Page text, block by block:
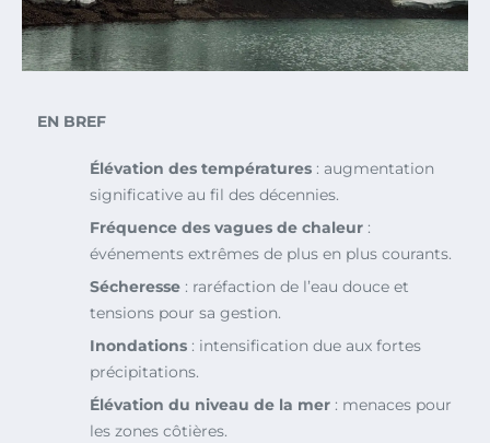
EN BREF
Élévation des températures : augmentation
significative au fil des décennies.
Fréquence des vagues de chaleur :
événements extrêmes de plus en plus courants.
Sécheresse : raréfaction de l’eau douce et
tensions pour sa gestion.
Inondations : intensification due aux fortes
précipitations.
Élévation du niveau de la mer : menaces pour
les zones côtières.